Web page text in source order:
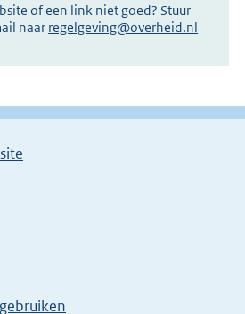
of een link niet goed? Stuur
naar regelgeving@overheid.nl